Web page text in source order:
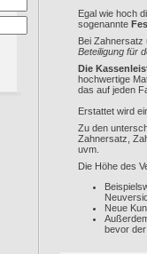
Egal wie hoch
sogenannte
Bei
Beteiligung für
Die
hochwertige
das auf jeden
Erstattet wird
Zu den
Zahnersatz,
uvm.
Die Höhe des
Neue
bevor